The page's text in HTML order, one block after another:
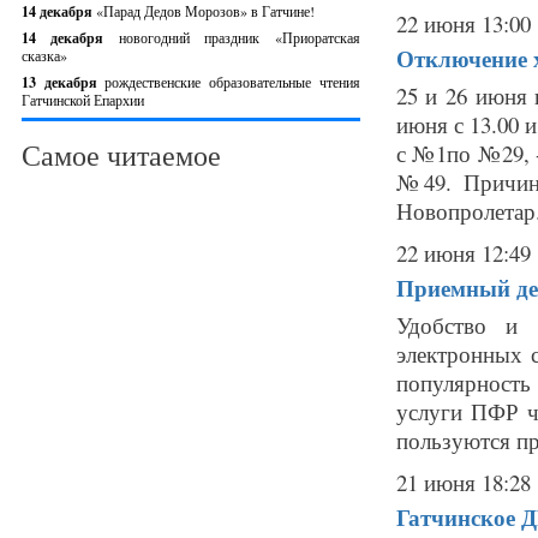
14 декабря «Парад Дедов Морозов» в Гатчине!
14 декабря новогодний праздник «Приоратская
сказка»
13 декабрярождественские образовательные чтения
Гатчинской Епархии
Самое читаемое
22 июня 13:00
Отключение
25 и 26 июня
июня с 13.00
с №1по №29, -
№49.
22 июня 12:49
Приемный
Удобство и
услуги ПФР
пользуются
21 июня 18:28
Гатчинское